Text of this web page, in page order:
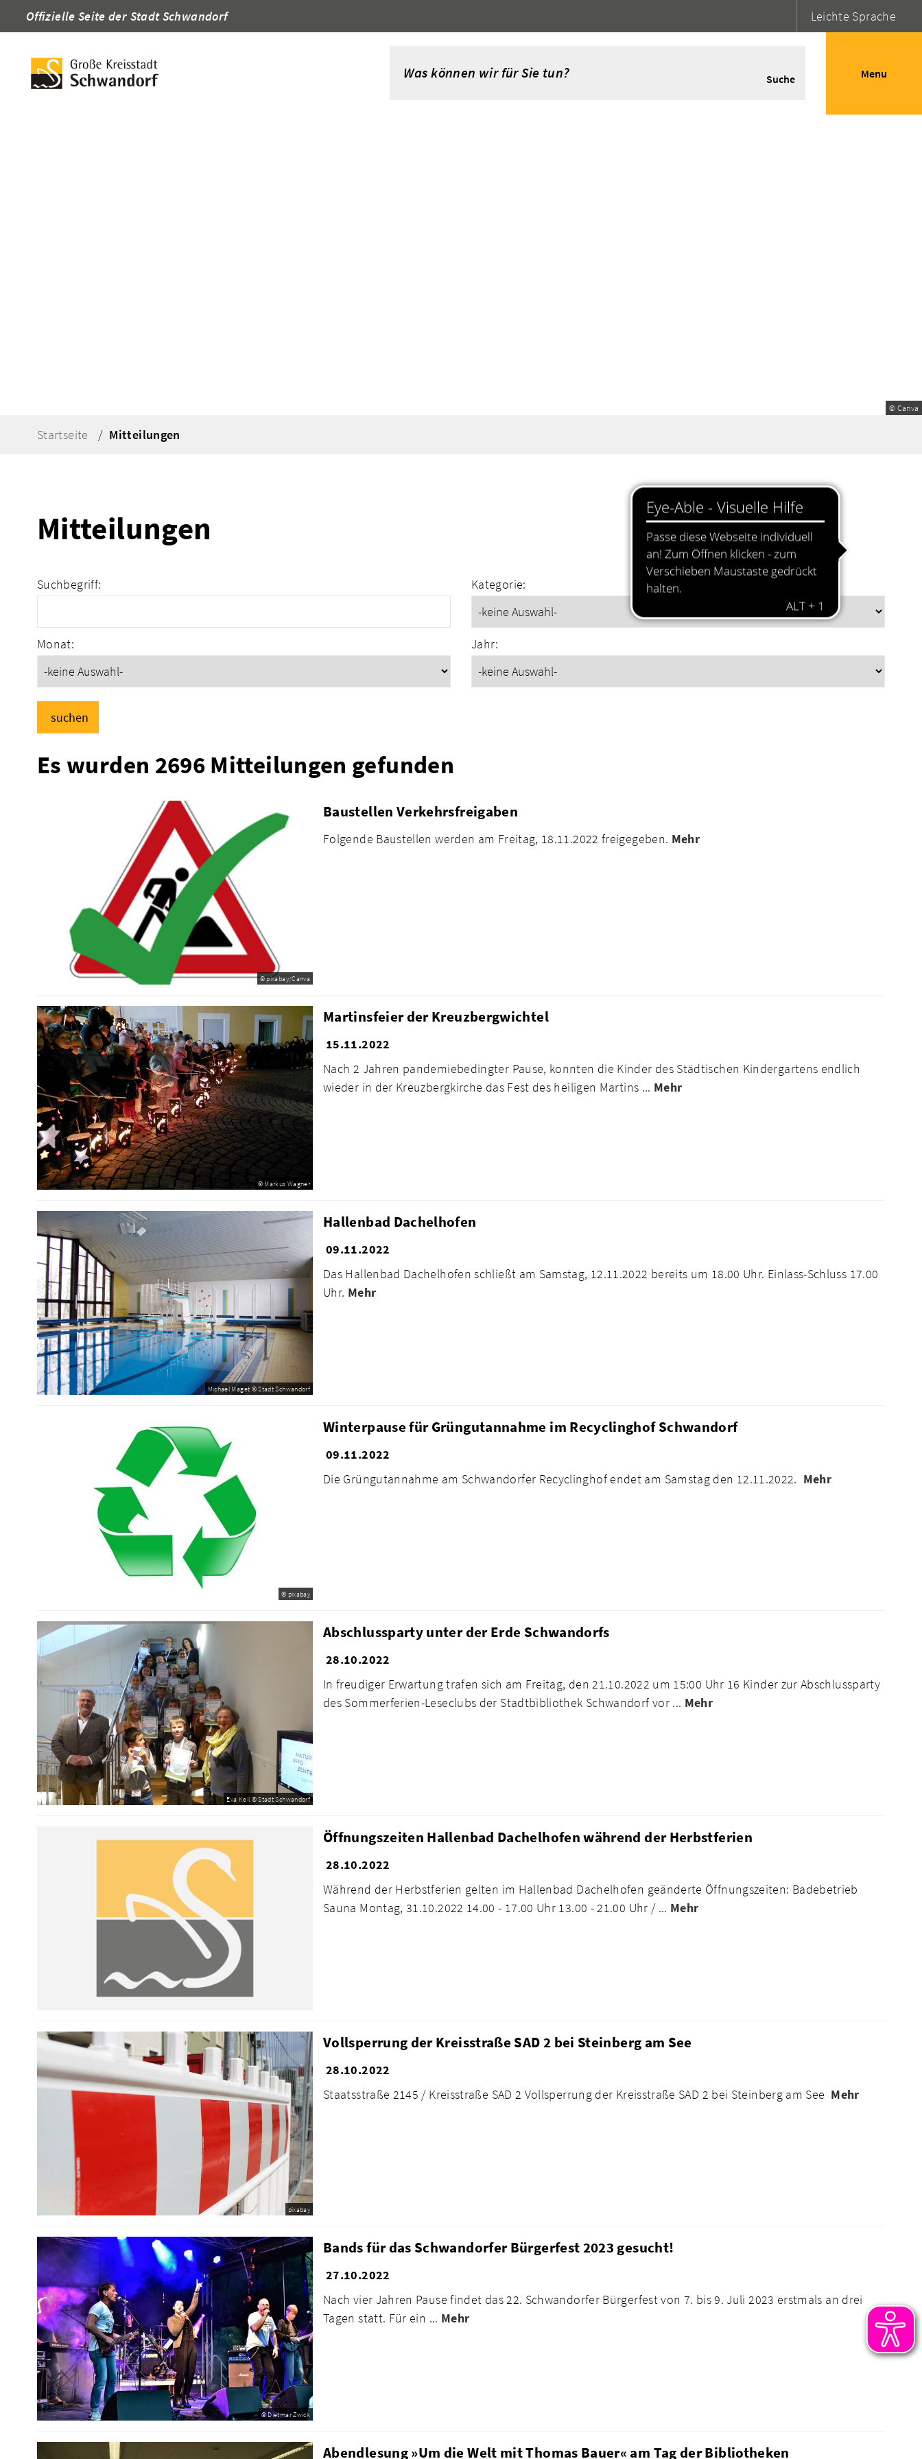
Offizielle Seite der Stadt Schwandorf Leichte Sprache
Suche Menu
© Canva
Startseite Mitteilungen
Mitteilungen
Suchbegriff: Kategorie:
Monat: Jahr:
suchen
Es wurden 2696 Mitteilungen gefunden
© pixabay/Canva
Baustellen Verkehrsfreigaben
Folgende Baustellen werden am Freitag, 18.11.2022 freigegeben. Mehr
© Markus Wagner
Martinsfeier der Kreuzbergwichtel
15.11.2022
Nach 2 Jahren pandemiebedingter Pause, konnten die Kinder des Städtischen Kindergartens endlich
wieder in der Kreuzbergkirche das Fest des heiligen Martins ... Mehr
Michael Maget © Stadt Schwandorf
Hallenbad Dachelhofen
09.11.2022
Das Hallenbad Dachelhofen schließt am Samstag, 12.11.2022 bereits um 18.00 Uhr. Einlass-Schluss 17.00
Uhr. Mehr
© pixabay
Winterpause für Grüngutannahme im Recyclinghof Schwandorf
09.11.2022
Die Grüngutannahme am Schwandorfer Recyclinghof endet am Samstag den 12.11.2022. Mehr
Eva Keil © Stadt Schwandorf
Abschlussparty unter der Erde Schwandorfs
28.10.2022
In freudiger Erwartung trafen sich am Freitag, den 21.10.2022 um 15:00 Uhr 16 Kinder zur Abschlussparty
des Sommerferien-Leseclubs der Stadtbibliothek Schwandorf vor ... Mehr
Öffnungszeiten Hallenbad Dachelhofen während der Herbstferien
28.10.2022
Während der Herbstferien gelten im Hallenbad Dachelhofen geänderte Öffnungszeiten: Badebetrieb
Sauna Montag, 31.10.2022 14.00 - 17.00 Uhr 13.00 - 21.00 Uhr / ... Mehr
pixabay
Vollsperrung der Kreisstraße SAD 2 bei Steinberg am See
28.10.2022
Staatsstraße 2145 / Kreisstraße SAD 2 Vollsperrung der Kreisstraße SAD 2 bei Steinberg am See Mehr
© Dietmar Zwick
Bands für das Schwandorfer Bürgerfest 2023 gesucht!
27.10.2022
Nach vier Jahren Pause findet das 22. Schwandorfer Bürgerfest von 7. bis 9. Juli 2023 erstmals an drei
Tagen statt. Für ein ... Mehr
Abendlesung »Um die Welt mit Thomas Bauer« am Tag der Bibliotheken